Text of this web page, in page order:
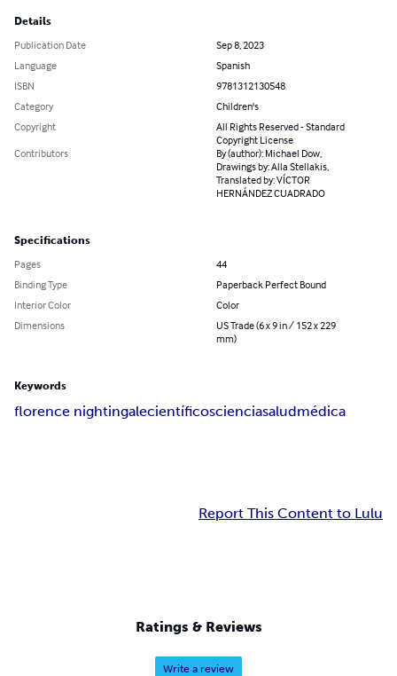
Details
Publication Date
Sep 8, 2023
Language
Spanish
ISBN
9781312130548
Category
Children's
Copyright
All Rights Reserved - Standard
Copyright License
Contributors
By (author): Michael Dow,
Drawings by: Alla Stellakis,
Translated by: VÍCTOR
HERNÁNDEZ CUADRADO
Specifications
Pages
44
Binding Type
Paperback Perfect Bound
Interior Color
Color
Dimensions
US Trade (6 x 9 in / 152 x 229
mm)
Keywords
florence nightingalecientíficoscienciasaludmédica
Report This Content to Lulu
Ratings & Reviews
Write a review